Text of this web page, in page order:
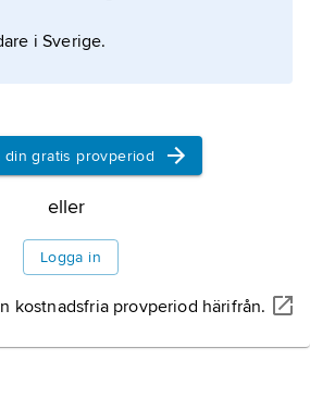
i Sverige.
din gratis provperiod
eller
Logga in
kostnadsfria provperiod härifrån.